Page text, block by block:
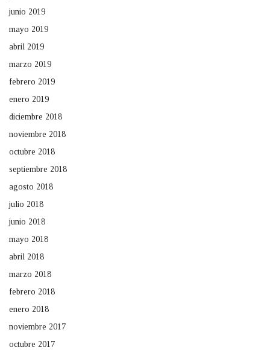
junio 2019
mayo 2019
abril 2019
marzo 2019
febrero 2019
enero 2019
diciembre 2018
noviembre 2018
octubre 2018
septiembre 2018
agosto 2018
julio 2018
junio 2018
mayo 2018
abril 2018
marzo 2018
febrero 2018
enero 2018
noviembre 2017
octubre 2017